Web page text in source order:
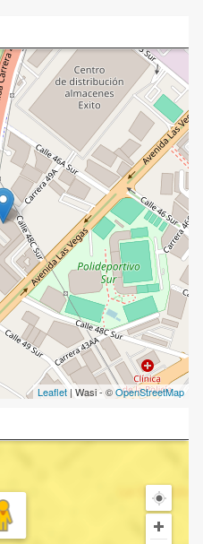
Leaflet| Wasi - ©OpenStreetMap